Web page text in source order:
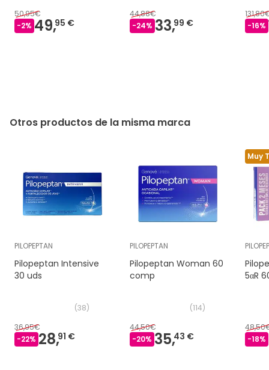
50,95€
-2% 49,95 €
44,88€
-24% 33,99 €
-16%
Otros productos de la misma marca
PILOPEPTAN
Pilopeptan Intensive
30 uds
(38)
36,95€
-22% 28,91 €
PILOPEPTAN
Pilopeptan Woman 60
comp
(114)
44,50€
-20% 35,43 €
Muy
5αR
-18%